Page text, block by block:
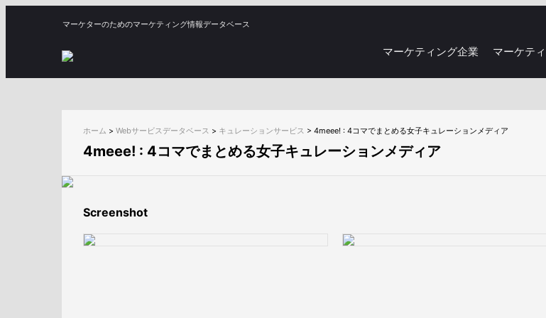
マーケターのためのマーケティング情報データベース
マーケテ
マーケティング企業
ホーム > Webサービスデータベース > キュレーションサービス > 4meee! : 4コマでまとめる女子キュレーションメディア
4meee! : 4コマでまとめる女子キュレーションメディア
Screenshot